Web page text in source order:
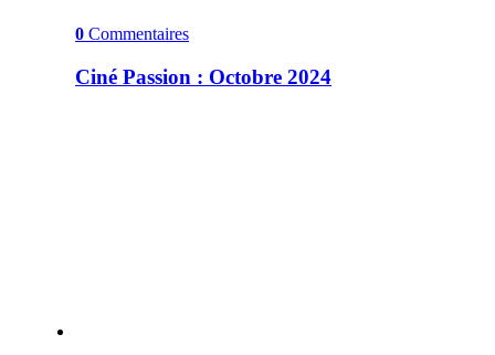
0 Commentaires
Ciné Passion : Octobre 2024